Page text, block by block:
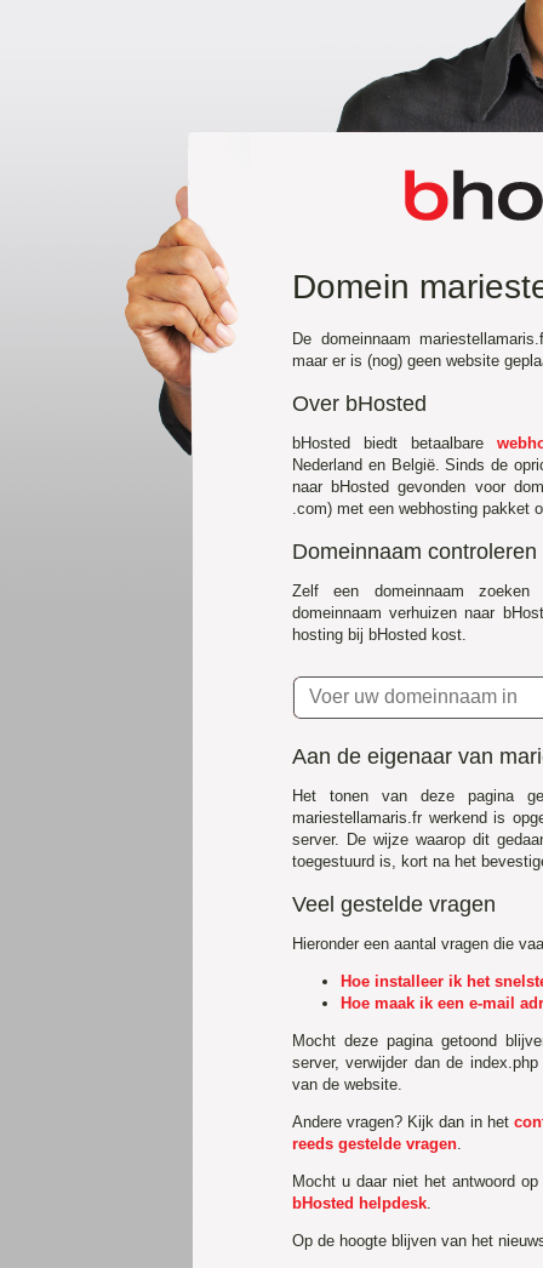
Domein
De domeinnaam
maar er is (nog) geen website
Over bHosted
bHosted biedt betaalbare
Nederland en België. Sinds de
naar bHosted gevonden voor
.com) met een webhosting pakket
Domeinnaam controleren
Zelf een domeinnaam
domeinnaam verhuizen naar
hosting bij bHosted kost.
Aan de eigenaar van
Het tonen van deze pagina
mariestellamaris.fr werkend is
server. De wijze waarop dit
toegestuurd is, kort na het
Veel gestelde vragen
Hieronder een aantal vragen die
Hoe installeer ik het
Hoe maak ik een e-mail
Mocht deze pagina getoond
server, verwijder dan de
van de website.
Andere vragen? Kijk dan in het
reeds gestelde vragen
Mocht u daar niet het antwoord
bHosted helpdesk
Op de hoogte blijven van het